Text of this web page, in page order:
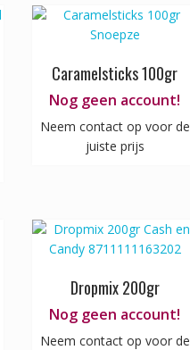
Caramelsticks 100gr
Nog geen account!
Neem contact op voor de
juiste prijs
Dropmix 200gr
Nog geen account!
Neem contact op voor de